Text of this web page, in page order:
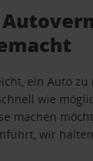
ein Auto
wie
machen
wir